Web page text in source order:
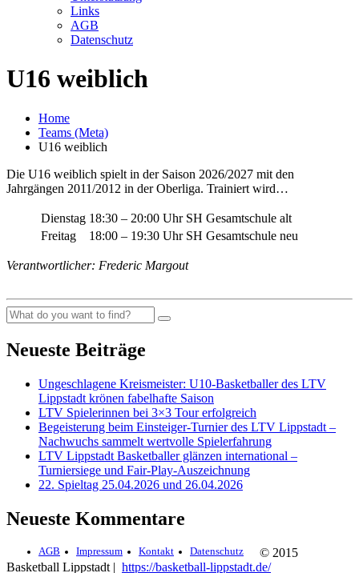
Links
AGB
Datenschutz
U16 weiblich
Home
Teams (Meta)
U16 weiblich
Die U16 weiblich spielt in der Saison 2026/2027 mit den
Jahrgängen 2011/2012 in der Oberliga. Trainiert wird…
Dienstag 18:30 – 20:00 Uhr SH Gesamtschule alt
Freitag
18:00 – 19:30 Uhr SH Gesamtschule neu
Verantwortlicher: Frederic Margout
Neueste Beiträge
Ungeschlagene Kreismeister: U10-Basketballer des LTV
Lippstadt krönen fabelhafte Saison
LTV Spielerinnen bei 3×3 Tour erfolgreich
Begeisterung beim Einsteiger-Turnier des LTV Lippstadt –
Nachwuchs sammelt wertvolle Spielerfahrung
LTV Lippstadt Basketballer glänzen international –
Turniersiege und Fair-Play-Auszeichnung
22. Spieltag 25.04.2026 und 26.04.2026
Neueste Kommentare
AGB Impressum Kontakt Datenschutz
© 2015
Basketball Lippstadt | https://basketball-lippstadt.de/